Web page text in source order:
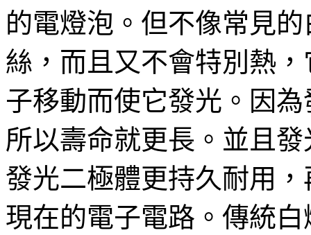
的電燈泡。但不像常見
絲，而且又不會特別熱
子移動而使它發光。因
所以壽命就更長。並且
發光二極體更持久耐用
現在的電子電路。傳統